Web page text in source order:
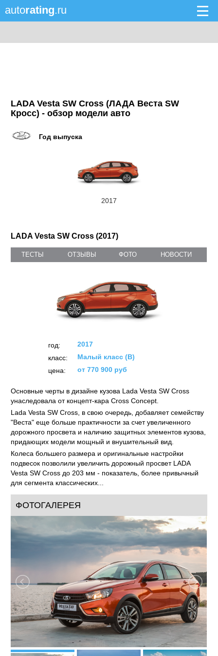
autorating.ru
LADA Vesta SW Cross (ЛАДА Веста SW
Кросс) - обзор модели авто
Год выпуска
2017
LADA Vesta SW Cross (2017)
ТЕСТЫ ОТЗЫВЫ ФОТО НОВОСТИ
год:
2017
класс:
Малый класс (B)
цена:
от 770 900 руб
Основные черты в дизайне кузова Lada Vesta SW Cross
унаследовала от концепт-кара Cross Concept.
Lada Vesta SW Cross, в свою очередь, добавляет семейству
"Веста" еще больше практичности за счет увеличенного
дорожного просвета и наличию защитных элементов кузова,
придающих модели мощный и внушительный вид.
Колеса большего размера и оригинальные настройки
подвесок позволили увеличить дорожный просвет LADA
Vesta SW Cross до 203 мм - показатель, более привычный
для сегмента классических...
ФОТОГАЛЕРЕЯ